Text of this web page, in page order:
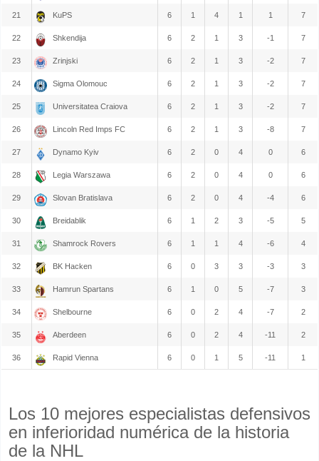
21 KuPS 6 1 4 1 1 7
22 Shkendija 6 2 1 3 -1 7
23 Zrinjski 6 2 1 3 -2 7
24 Sigma Olomouc 6 2 1 3 -2 7
25 Universitatea Craiova 6 2 1 3 -2 7
26 Lincoln Red Imps FC 6 2 1 3 -8 7
27 Dynamo Kyiv 6 2 0 4 0 6
28 Legia Warszawa 6 2 0 4 0 6
29 Slovan Bratislava 6 2 0 4 -4 6
30 Breidablik 6 1 2 3 -5 5
31 Shamrock Rovers 6 1 1 4 -6 4
32 BK Hacken 6 0 3 3 -3 3
33 Hamrun Spartans 6 1 0 5 -7 3
34 Shelbourne 6 0 2 4 -7 2
35 Aberdeen 6 0 2 4 -11 2
36 Rapid Vienna 6 0 1 5 -11 1
Los 10 mejores especialistas defensivos
en inferioridad numérica de la historia
de la NHL